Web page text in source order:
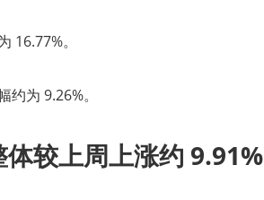
16.77%。
为 9.26%。
较上周上涨约 9.91%